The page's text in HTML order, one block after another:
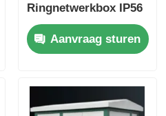
Ringnetwerkbox IP56
Bescherming
Aanvraag sturen